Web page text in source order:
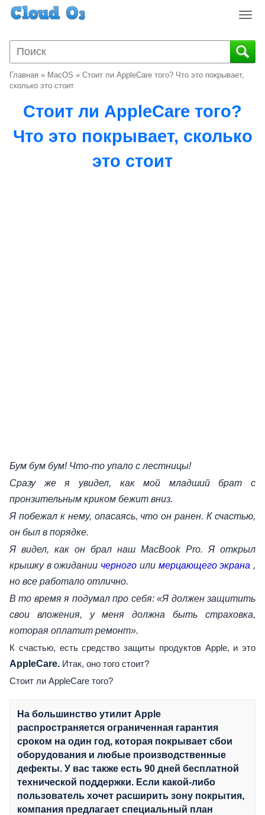
T
g
g
i
Главная » MacOS » Стоит ли AppleCare того? Что это покрывает,
сколько это стоит
Стоит ли AppleCare того?
Что это покрывает, сколько
это стоит
Бум бум бум! Что-то упало с лестницы!
Сразу же я увидел, как мой младший брат с
пронзительным криком бежит вниз.
Я побежал к нему, опасаясь, что он ранен. К счастью,
он был в порядке.
Я видел, как он брал наш MacBook Pro. Я открыл
крышку в ожидании черного или мерцающего экрана ,
но все работало отлично.
В то время я подумал про себя: «Я должен защитить
свои вложения, у меня должна быть страховка,
которая оплатит ремонт».
К счастью, есть средство защиты продуктов Apple, и это
AppleCare. Итак, оно того стоит?
Стоит ли AppleCare того?
На большинство утилит Apple
распространяется ограниченная гарантия
сроком на один год, которая покрывает сбои
оборудования и любые производственные
дефекты. У вас также есть 90 дней бесплатной
технической поддержки. Если какой-либо
пользователь хочет расширить зону покрытия,
компания предлагает специальный план